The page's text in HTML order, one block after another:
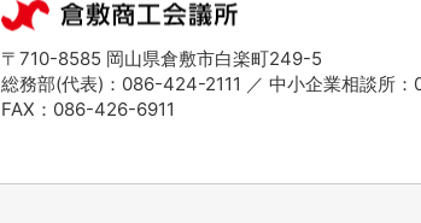
〒710-8585 岡山県倉敷市白楽町249-5
総務部(代表)：086-424-2111 ／ 中小企業相談所
FAX：086-426-6911